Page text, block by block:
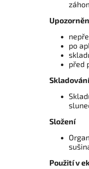
po
před
Skladování
Složení
Použití v